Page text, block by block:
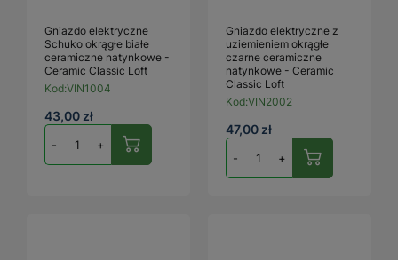
Gniazdo elektryczne
Schuko okrągłe białe
ceramiczne natynkowe -
Ceramic Classic Loft
Kod:VIN1004
43,00 zł
- +
Gniazdo elektryczne z
uziemieniem okrągłe
czarne ceramiczne
natynkowe - Ceramic
Classic Loft
Kod:VIN2002
47,00 zł
- +